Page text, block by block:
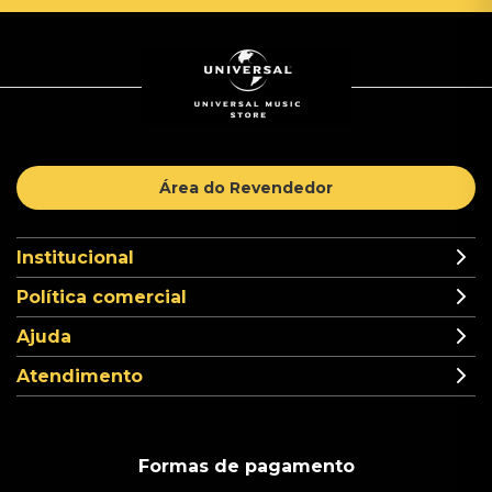
Área do Revendedor
Institucional
Política comercial
Ajuda
Atendimento
Formas de pagamento